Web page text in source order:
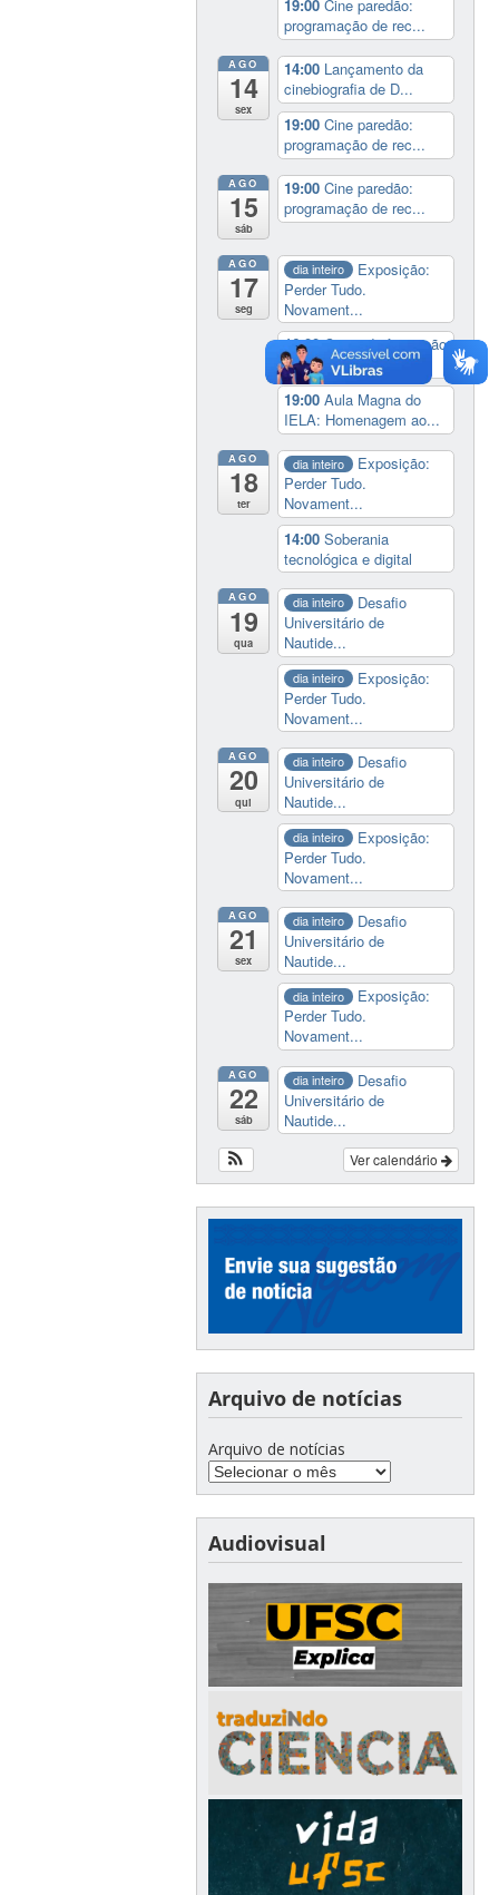
19:00Cine paredão:
programação de rec...
AGO
14
sex
14:00 Lançamento da
cinebiografia de D...
19:00Cine paredão:
programação de rec...
AGO
15
sáb
19:00Cine paredão:
programação de rec...
AGO
17
seg
dia inteiro
Exposição:
Perder Tudo.
Novament...
16:00Curso de formação
em Jornalismo ...
19:00Aula Magna do
IELA: Homenagem ao...
AGO
18
ter
dia inteiro
Exposição:
Perder Tudo.
Novament...
14:00Soberania
tecnológica e digital
AGO
19
qua
dia inteiro
Desafio
Universitário de
Nautide...
dia inteiro
Exposição:
Perder Tudo.
Novament...
AGO
20
qui
dia inteiro
Desafio
Universitário de
Nautide...
dia inteiro
Exposição:
Perder Tudo.
Novament...
AGO
21
sex
dia inteiro
Desafio
Universitário de
Nautide...
dia inteiro
Exposição:
Perder Tudo.
Novament...
AGO
22
sáb
dia inteiro
Desafio
Universitário de
Nautide...
Ver calendário
Arquivo de notícias
Arquivo de notícias
Audiovisual